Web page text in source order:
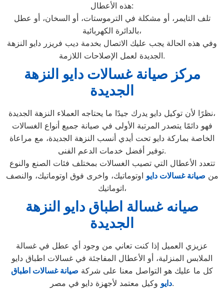
هذه الأعطال:
تلف التايمر، أو مشكلة في الترموستات، أو السخان، أو عطل
بالدائرة الكهربائية،
وفي هذه الحالة يجب عليك الاتصال بخدمة ديب فريزر دايو النزهة
الجديدة لعمل الإصلاحات اللازمة.
مركز صيانة غسالات دايو النزهة
الجديدة
نظرًا لأن توكيل دايو يدرك جيدًا ما يحتاجه العملاء النزهة الجديدة،
فهو دائمًا يتصدر المرتبة الأولى في صيانة جميع أنواع الغسالات
الخاصة بماركة دايو تحت أيدي أنسب النزهة الجديدة، مع مراعاة
توفير أفضل خدمات الدعم الفنى.
تتعدد الأعطال التي تصيب الغسالات بمختلف فئات الصنع والنوع
من صيانة غسالات دايو اوتوماتيك، واخرى فوق اوتوماتيك، والنصف
اتوماتيك،
صيانه غسالة اطباق دايو النزهة
الجديدة
عزيزي العميل إذا كنت تعاني من وجود أي عطل في غسالة
الملابس المنزلية، أو الأعطال المفاجئة في غسالات اطباق دايو
كل ما عليك هو التواصل معنا على شركة صيانة غسالات اطباق
دايووكيل معتمد لأجهزة دايو في مصر.